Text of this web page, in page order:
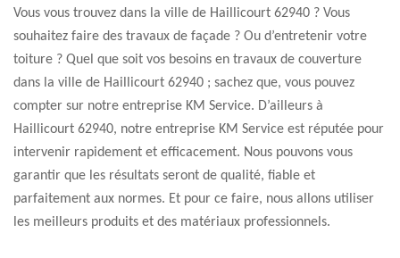
Vous vous trouvez dans la ville de Haillicourt 62940 ? Vous
souhaitez faire des travaux de façade ? Ou d’entretenir votre
toiture ? Quel que soit vos besoins en travaux de couverture
dans la ville de Haillicourt 62940 ; sachez que, vous pouvez
compter sur notre entreprise KM Service. D’ailleurs à
Haillicourt 62940, notre entreprise KM Service est réputée pour
intervenir rapidement et efficacement. Nous pouvons vous
garantir que les résultats seront de qualité, fiable et
parfaitement aux normes. Et pour ce faire, nous allons utiliser
les meilleurs produits et des matériaux professionnels.